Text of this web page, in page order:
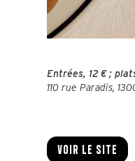
Entrées, 12 € ;
110 rue Paradis,
Voir le site